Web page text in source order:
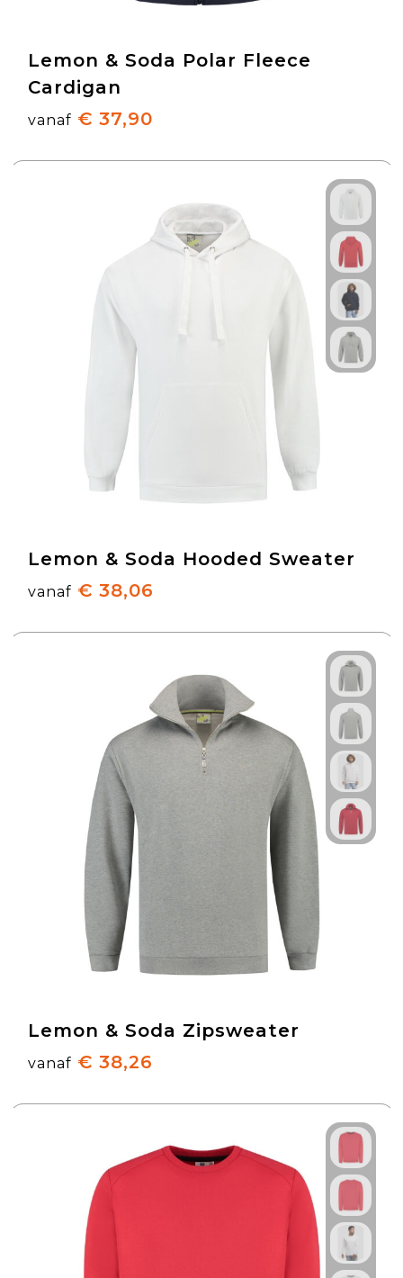
Lemon & Soda Polar Fleece
Cardigan
vanaf € 37,90
Lemon & Soda Hooded Sweater
vanaf € 38,06
Lemon & Soda Zipsweater
vanaf € 38,26